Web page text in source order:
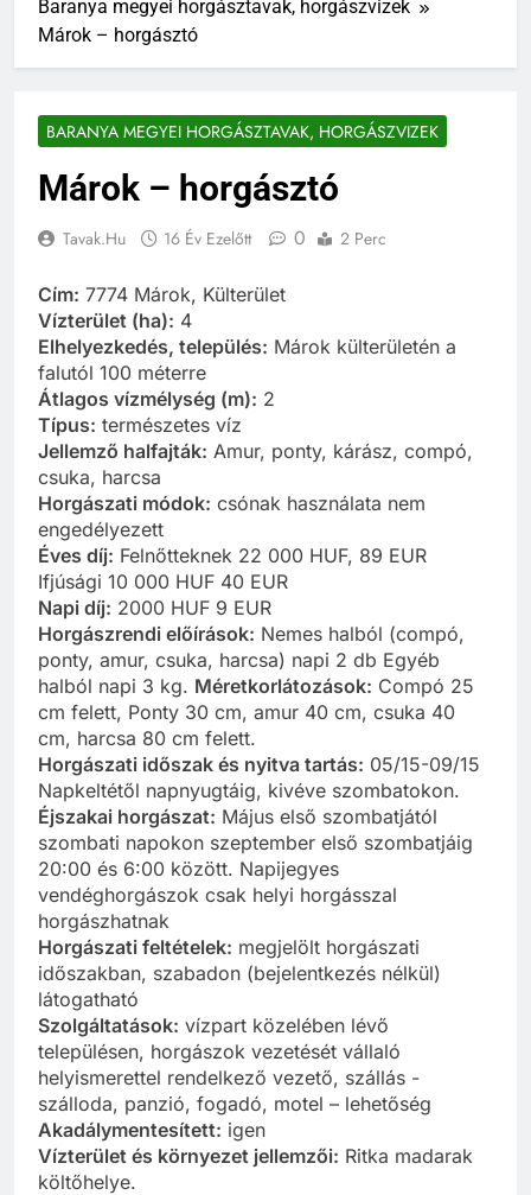
Baranya megyei horgásztavak, horgászvizek
Márok – horgásztó
BARANYA MEGYEI HORGÁSZTAVAK, HORGÁSZVIZEK
Márok – horgásztó
Tavak.hu 16 Év Ezelőtt 0 2 Perc
Cím: 7774 Márok, Külterület
Vízterület (ha): 4
Elhelyezkedés, település: Márok külterületén a
falutól 100 méterre
Átlagos vízmélység (m): 2
Típus: természetes víz
Jellemző halfajták: Amur, ponty, kárász, compó,
csuka, harcsa
Horgászati módok: csónak használata nem
engedélyezett
Éves díj: Felnőtteknek 22 000 HUF, 89 EUR
Ifjúsági 10 000 HUF 40 EUR
Napi díj: 2000 HUF 9 EUR
Horgászrendi előírások: Nemes halból (compó,
ponty, amur, csuka, harcsa) napi 2 db Egyéb
halból napi 3 kg. Méretkorlátozások: Compó 25
cm felett, Ponty 30 cm, amur 40 cm, csuka 40
cm, harcsa 80 cm felett.
Horgászati időszak és nyitva tartás: 05/15-09/15
Napkeltétől napnyugtáig, kivéve szombatokon.
Éjszakai horgászat: Május első szombatjától
szombati napokon szeptember első szombatjáig
20:00 és 6:00 között. Napijegyes
vendéghorgászok csak helyi horgásszal
horgászhatnak
Horgászati feltételek: megjelölt horgászati
időszakban, szabadon (bejelentkezés nélkül)
látogatható
Szolgáltatások: vízpart közelében lévő
településen, horgászok vezetését vállaló
helyismerettel rendelkező vezető, szállás -
szálloda, panzió, fogadó, motel – lehetőség
Akadálymentesített: igen
Vízterület és környezet jellemzői: Ritka madarak
költőhelye.